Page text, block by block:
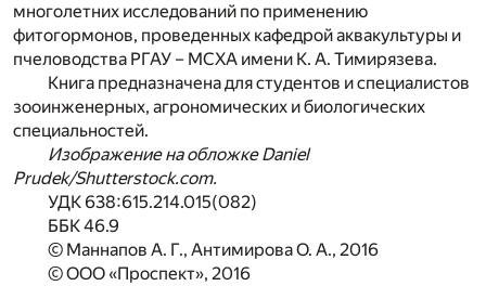
многолетних исследований по применению
фитогормонов, проведенных кафедрой аквакультуры и
пчеловодства РГАУ – МСХА имени К. А. Тимирязева.
Книга предназначена для студентов и специалистов
зооинженерных, агрономических и биологических
специальностей.
Изображение на обложке Daniel
Prudek/Shutterstock.com.
УДК 638:615.214.015(082)
ББК 46.9
© Маннапов А. Г., Антимирова О. А., 2016
© ООО «Проспект», 2016